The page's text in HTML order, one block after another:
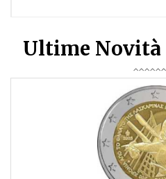
Ultime Novità